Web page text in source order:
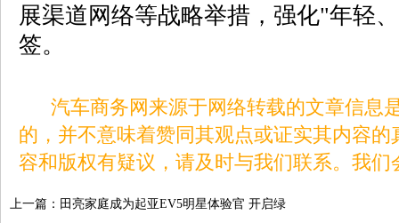
展渠道网络等战略举措，强化"年轻
签。
汽车商务网来源于网络转载的文章信息
的，并不意味着赞同其观点或证实其内容
容和版权有疑议，请及时与我们联系。我
上一篇： 田亮家庭成为起亚EV5明星体验官 开启绿